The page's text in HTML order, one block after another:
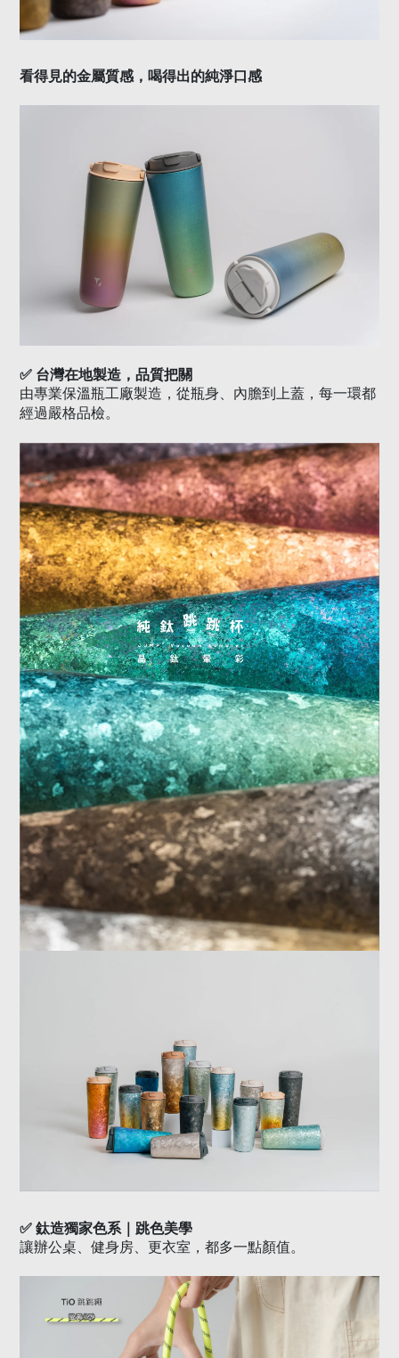
台灣在地製造，品質把關
由專業保溫瓶工廠製造，從瓶身、內膽到上蓋，每一環都
經過嚴格品檢。
鈦造獨家色系｜跳色美學
讓辦公桌、健身房、更衣室，都多一點顏值。